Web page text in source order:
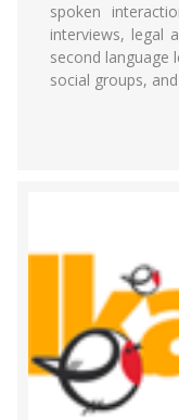
spoken
interviews, legal
second language
social groups,